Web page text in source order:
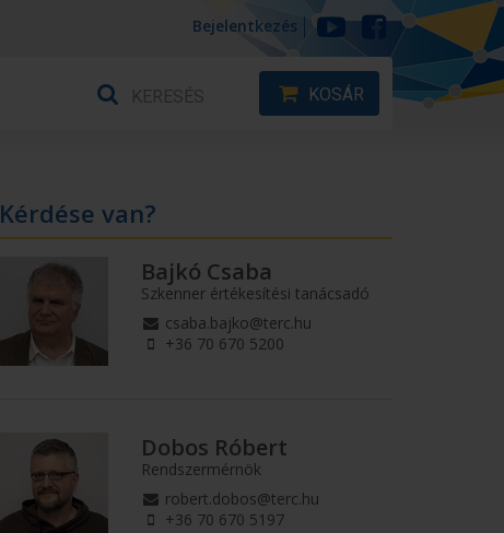
Bejelentkezés
KOSÁR
Kérdése van?
Bajkó Csaba
Szkenner értékesítési tanácsadó
csaba.bajko@terc.hu
+36 70 670 5200
Dobos Róbert
Rendszermérnök
robert.dobos@terc.hu
+36 70 670 5197